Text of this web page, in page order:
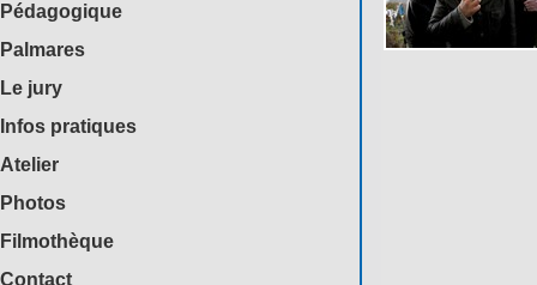
Pédagogique
Palmares
Le jury
Infos pratiques
Atelier
Photos
Filmothèque
Contact